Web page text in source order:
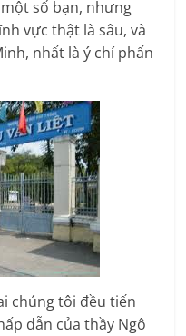
số bạn, nhưng
vực thật là sâu, và
nhất là ý chí phấn
chúng tôi đều tiến
dẫn của thầy Ngô